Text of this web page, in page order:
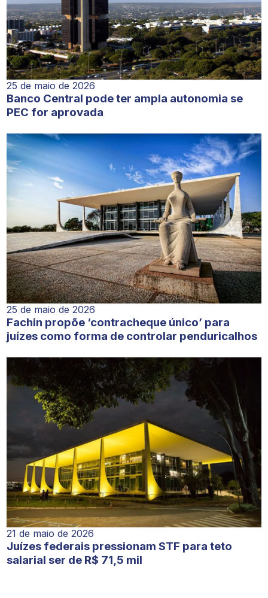
25 de maio de 2026
Banco Central pode ter ampla autonomia se
PEC for aprovada
25 de maio de 2026
Fachin propõe ‘contracheque único’ para
juízes como forma de controlar penduricalhos
21 de maio de 2026
Juízes federais pressionam STF para teto
salarial ser de R$ 71,5 mil